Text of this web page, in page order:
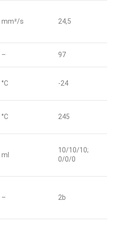
mm²/s 24,5
– 97
°C -24
°C 245
ml
10/10/10;
0/0/0
– 2b